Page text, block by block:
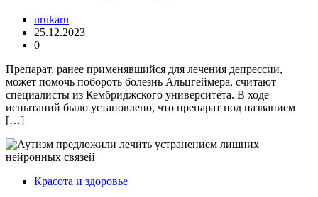
urukaru
25.12.2023
0
Препарат, ранее применявшийся для лечения депрессии,
может помочь побороть болезнь Альцгеймера, считают
специалисты из Кембриджского университета. В ходе
испытаний было установлено, что препарат под названием
[…]
Красота и здоровье